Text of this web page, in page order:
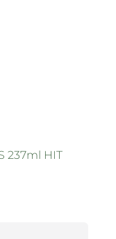
237ml HIT